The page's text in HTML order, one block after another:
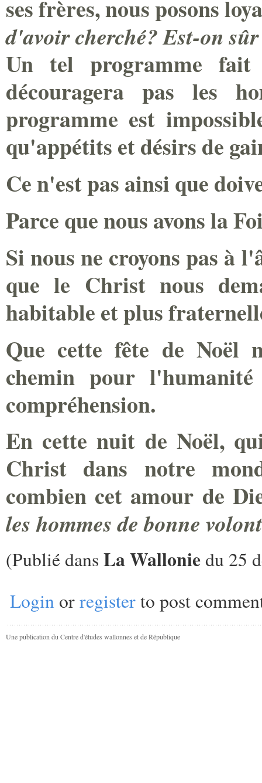
ses frères, nous posons
d'avoir cherché? Est-on
Un tel programme
découragera pas les
programme est
qu'appétits et désirs de
Ce n'est pas ainsi que
Parce que nous avons la
Si nous ne croyons pas à
que le Christ nous
habitable et plus
Que cette fête de Noël
chemin pour
compréhension.
En cette nuit de Noël,
Christ dans notre
combien cet amour de
les hommes de bonne
(Publié dans La Walloniedu 25
Loginorregisterto post
Une publication du Centre d'études wallonnes et de République